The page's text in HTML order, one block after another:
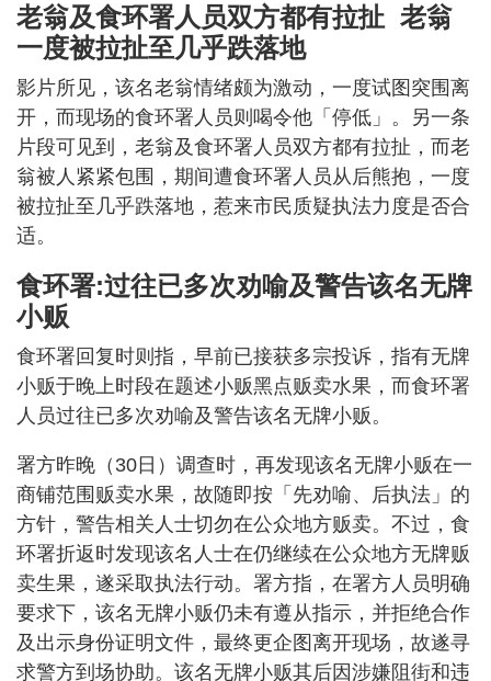
老翁及食环署人员双方都有拉扯 老翁
一度被拉扯至几乎跌落地
影片所见，该名老翁情绪颇为激动，一度试图突围离
开，而现场的食环署人员则喝令他「停低」。另一条
片段可见到，老翁及食环署人员双方都有拉扯，而老
翁被人紧紧包围，期间遭食环署人员从后熊抱，一度
被拉扯至几乎跌落地，惹来市民质疑执法力度是否合
适。
食环署:过往已多次劝喻及警告该名无牌
小贩
食环署回复时则指，早前已接获多宗投诉，指有无牌
小贩于晚上时段在题述小贩黑点贩卖水果，而食环署
人员过往已多次劝喻及警告该名无牌小贩。
署方昨晚（30日）调查时，再发现该名无牌小贩在一
商铺范围贩卖水果，故随即按「先劝喻、后执法」的
方针，警告相关人士切勿在公众地方贩卖。不过，食
环署折返时发现该名人士在仍继续在公众地方无牌贩
卖生果，遂采取执法行动。署方指，在署方人员明确
要求下，该名无牌小贩仍未有遵从指示，并拒绝合作
及出示身份证明文件，最终更企图离开现场，故遂寻
求警方到场协助。该名无牌小贩其后因涉嫌阻街和违